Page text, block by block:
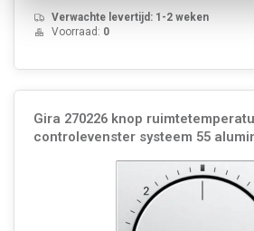
Verwachte levertijd: 1-2 weken
Voorraad: 0
Gira 270226 knop
controlevenster systeem 55